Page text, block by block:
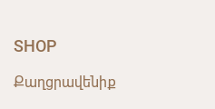
SHOP
Քաղցրավենիք